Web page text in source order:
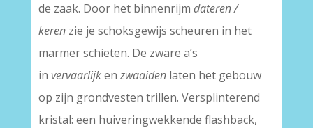
de zaak. Door het binnenrijm dateren /
kerenzie je schoksgewijs scheuren in het
marmer schieten. De zware a’s
in vervaarlijken zwaaidenlaten het gebouw
op zijn grondvesten trillen. Versplinterend
kristal: een huiveringwekkende flashback,